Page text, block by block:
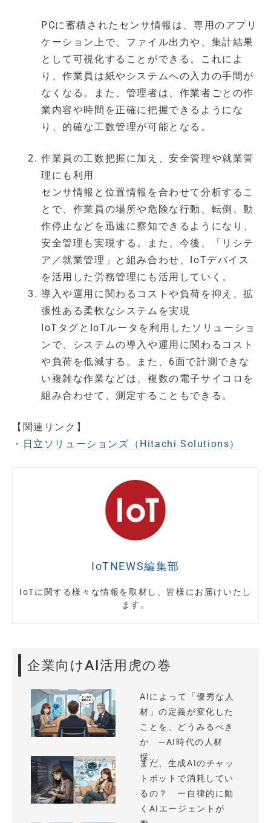
PCに蓄積されたセンサ情報は、専用のアプリ
ケーション上で、ファイル出力や、集計結果
として可視化することができる。これによ
り、作業員は紙やシステムへの入力の手間が
なくなる。また、管理者は、作業者ごとの作
業内容や時間を正確に把握できるようにな
り、的確な工数管理が可能となる。
作業員の工数把握に加え、安全管理や就業管
理にも利用
センサ情報と位置情報を合わせて分析するこ
とで、作業員の場所や危険な行動、転倒、動
作停止などを迅速に察知できるようになり、
安全管理も実現する。また、今後、「リシテ
ア／就業管理」と組み合わせ、IoTデバイス
を活用した労務管理にも活用していく。
導入や運用に関わるコストや負荷を抑え、拡
張性ある柔軟なシステムを実現
IoTタグとIoTルータを利用したソリューショ
ンで、システムの導入や運用に関わるコスト
や負荷を低減する。また、6面で計測できな
い複雑な作業などは、複数の電子サイコロを
組み合わせて、測定することもできる。
【関連リンク】
・ 日立ソリューションズ（Hitachi Solutions）
IoTNEWS編集部
IoTに関する様々な情報を取材し、皆様にお届けいたし
ます。
企業向けAI活用虎の巻
AIによって「優秀な人
材」の定義が変化した
ことを、どうみるべき
か —AI時代の人材
採...
まだ、生成AIのチャッ
トボットで消耗してい
るの？ ー自律的に動
くAIエージェントが